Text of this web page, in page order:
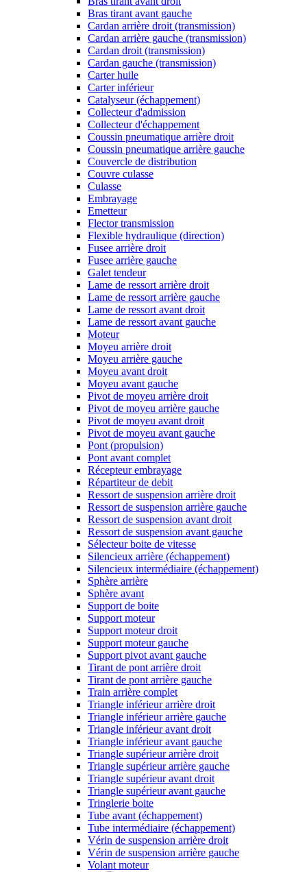
Bras tirant avant gauche
Cardan arrière droit (transmission)
Cardan arrière gauche (transmission)
Cardan droit (transmission)
Cardan gauche (transmission)
Carter huile
Carter inférieur
Catalyseur (échappement)
Collecteur d'admission
Collecteur d'échappement
Coussin pneumatique arrière droit
Coussin pneumatique arrière gauche
Couvercle de distribution
Couvre culasse
Culasse
Embrayage
Emetteur
Flector transmission
Flexible hydraulique (direction)
Fusee arrière droit
Fusee arrière gauche
Galet tendeur
Lame de ressort arrière droit
Lame de ressort arrière gauche
Lame de ressort avant droit
Lame de ressort avant gauche
Moteur
Moyeu arrière droit
Moyeu arrière gauche
Moyeu avant droit
Moyeu avant gauche
Pivot de moyeu arrière droit
Pivot de moyeu arrière gauche
Pivot de moyeu avant droit
Pivot de moyeu avant gauche
Pont (propulsion)
Pont avant complet
Récepteur embrayage
Répartiteur de debit
Ressort de suspension arrière droit
Ressort de suspension arrière gauche
Ressort de suspension avant droit
Ressort de suspension avant gauche
Sélecteur boite de vitesse
Silencieux arrière (échappement)
Silencieux intermédiaire (échappement)
Sphère arrière
Sphère avant
Support de boite
Support moteur
Support moteur droit
Support moteur gauche
Support pivot avant gauche
Tirant de pont arrière droit
Tirant de pont arrière gauche
Train arrière complet
Triangle inférieur arrière droit
Triangle inférieur arrière gauche
Triangle inférieur avant droit
Triangle inférieur avant gauche
Triangle supérieur arrière droit
Triangle supérieur arrière gauche
Triangle supérieur avant droit
Triangle supérieur avant gauche
Tringlerie boite
Tube avant (échappement)
Tube intermédiaire (échappement)
Vérin de suspension arrière droit
Vérin de suspension arrière gauche
Volant moteur